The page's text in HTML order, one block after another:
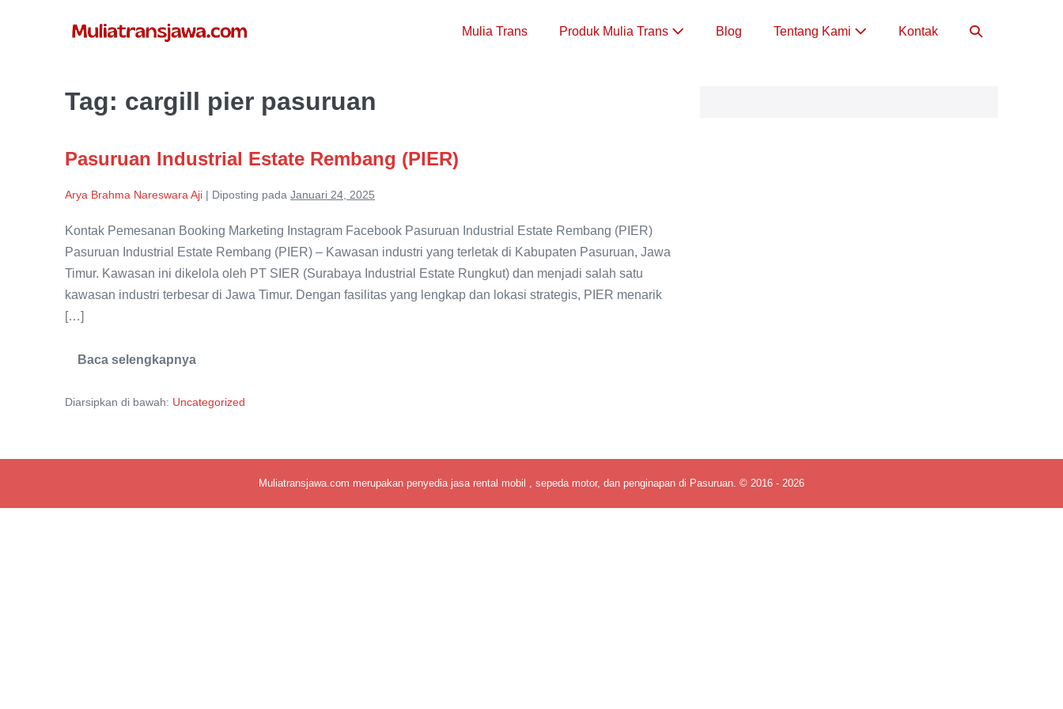
Mulia Trans Produk Mulia Trans Blog Tentang Kami Kontak
Toggle
Tag: cargill pier pasuruan
Pasuruan Industrial Estate Rembang (PIER)
Arya Brahma Nareswara Aji | Diposting pada Januari 24, 2025
Kontak Pemesanan Booking Marketing Instagram Facebook Pasuruan Industrial Estate Rembang (PIER)
Pasuruan Industrial Estate Rembang (PIER) – Kawasan industri yang terletak di Kabupaten Pasuruan, Jawa
Timur. Kawasan ini dikelola oleh PT SIER (Surabaya Industrial Estate Rungkut) dan menjadi salah satu
kawasan industri terbesar di Jawa Timur. Dengan fasilitas yang lengkap dan lokasi strategis, PIER menarik
[…]
Baca selengkapnya
Pasuruan
Rembang
Diarsipkan di bawah: Uncategorized
Muliatransjawa.com merupakan penyedia jasa rental mobil , sepeda motor, dan penginapan di Pasuruan. © 2016 - 2026